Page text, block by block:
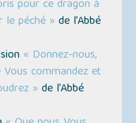
pour ce dragon à
le péché » de l’Abbé
« Donnez-nous,
commandez et
» de l’Abbé